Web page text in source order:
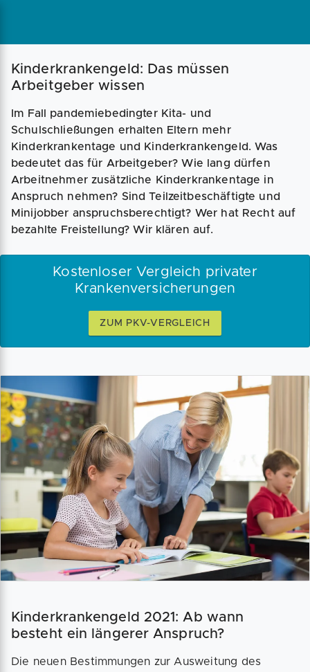
Magazin Businessplan Fördermittel
Kinderkrankengeld: Das müssen
Arbeitgeber wissen
Im Fall pandemiebedingter Kita- und
Schulschließungen erhalten Eltern mehr
Kinderkrankentage und Kinderkrankengeld. Was
bedeutet das für Arbeitgeber? Wie lang dürfen
Arbeitnehmer zusätzliche Kinderkrankentage in
Anspruch nehmen? Sind Teilzeitbeschäftigte und
Minijobber anspruchsberechtigt? Wer hat Recht auf
bezahlte Freistellung? Wir klären auf.
Kostenloser Vergleich privater
Krankenversicherungen
ZUM PKV-VERGLEICH
Kinderkrankengeld 2021: Ab wann
besteht ein längerer Anspruch?
Die neuen Bestimmungen zur Ausweitung des